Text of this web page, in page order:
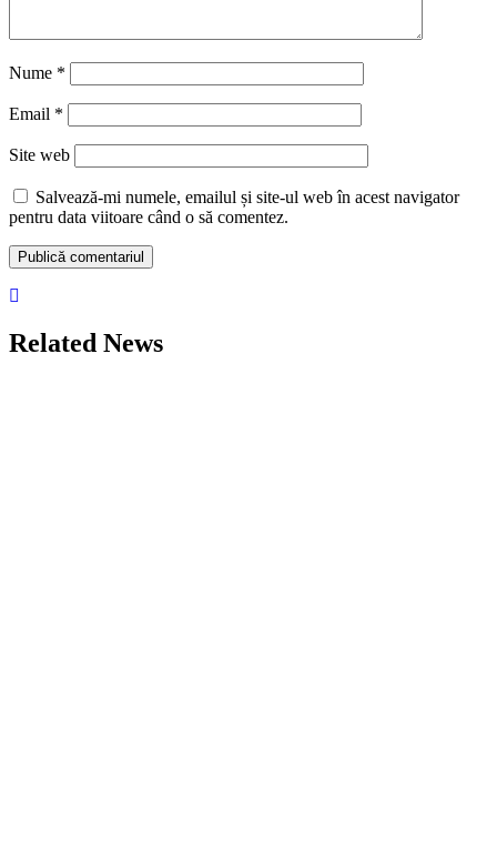
Nume *
Email *
Site web
Salvează-mi numele, emailul și site-ul web în acest navigator
pentru data viitoare când o să comentez.
Related News